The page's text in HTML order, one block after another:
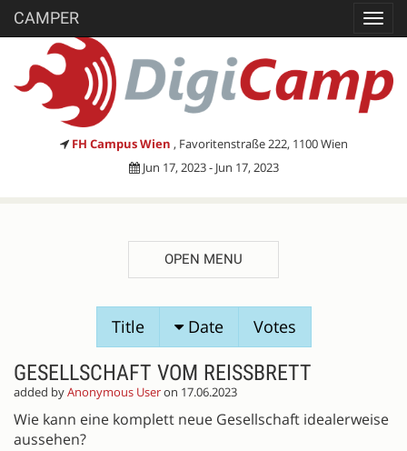
CAMPER
FH Campus Wien , Favoritenstraße 222, 1100 Wien
Jun 17, 2023 - Jun 17, 2023
OPEN MENU
Title Date Votes
GESELLSCHAFT VOM REISSBRETT
added byAnonymous Useron 17.06.2023
Wie kann eine komplett neue Gesellschaft idealerweise
aussehen?